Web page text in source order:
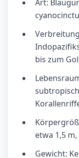
Art:
bis zum
etwa 1,5
Gewicht: